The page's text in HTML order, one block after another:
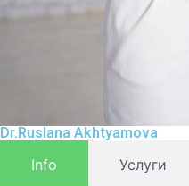
Dr.Ruslana Akhtyamova
Info Услуги